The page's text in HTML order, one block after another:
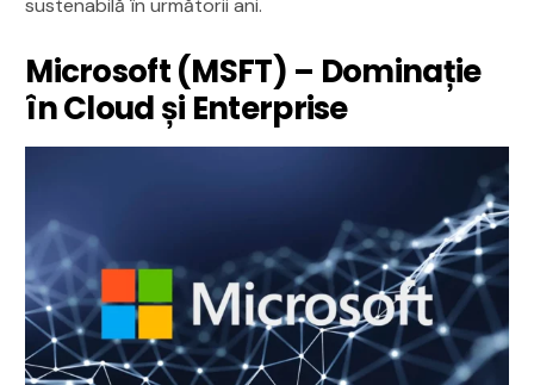
Microsoft (MSFT) – Dominație
în Cloud și Enterprise